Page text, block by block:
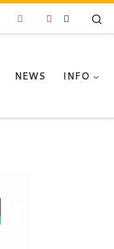
NEWS INFO